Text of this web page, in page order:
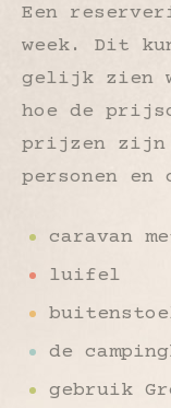
Een
week. Dit
gelijk zien
hoe de
prijzen zijn
personen en
caravan
luifel
de
gebruik